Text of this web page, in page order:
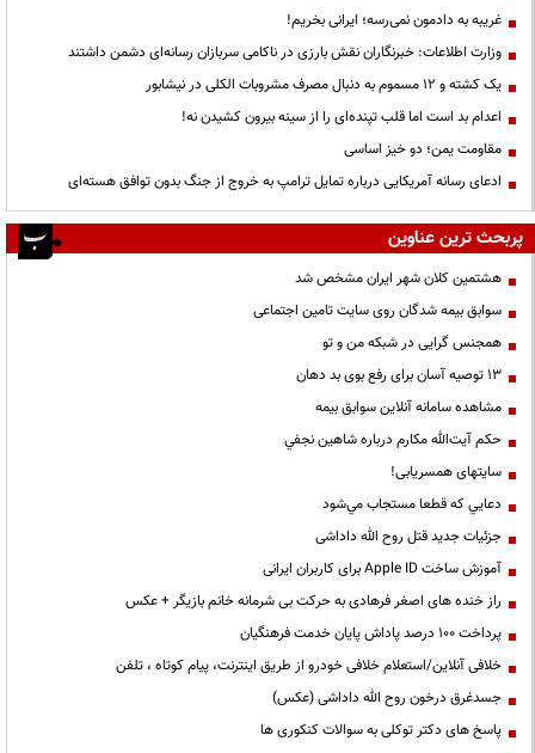
غریبه به دادمون نمی‌رسه؛ ایرانی بخریم!
وزارت اطلاعات: خبرنگاران نقش بارزی در ناکامی سربازان رسانه‌ای دشمن داشتند
یک کشته و ۱۲ مسموم به دنبال مصرف مشروبات الکلی در نیشابور
اعدام بد است اما قلب تپنده‌ای را از سینه بیرون کشیدن نه!
مقاومت یمن؛ دو خیز اساسی
ادعای رسانه آمریکایی درباره تمایل ترامپ به خروج از جنگ بدون توافق هسته‌ای
پربحث ترین عناوین
هشتمین کلان شهر ایران مشخص شد
سوابق بیمه شدگان روی سایت تامین اجتماعی
همجنس گرایی در شبکه من و تو
13 توصیه آسان برای رفع بوی بد دهان
مشاهده سامانه آنلاين سوابق بیمه
حكم آيت‌الله مكارم درباره شاهين نجفي
سایتهای همسریابی!
دعايي كه قطعا مستجاب مي‌شود
جزئیات جدید قتل روح الله داداشی
آموزش ساخت Apple ID برای کاربران ایرانی
راز خنده های اصغر فرهادی به حرکت بی شرمانه خانم بازیگر + عکس
پرداخت ۱۰۰ درصد پاداش پایان خدمت فرهنگیان
خلافی آنلاین/استعلام خلافی خودرو از طریق اینترنت، پیام کوتاه ، تلفن
جسدغرق درخون روح الله داداشی (عکس)
پاسخ های دکتر توکلی به سوالات کنکوری ها